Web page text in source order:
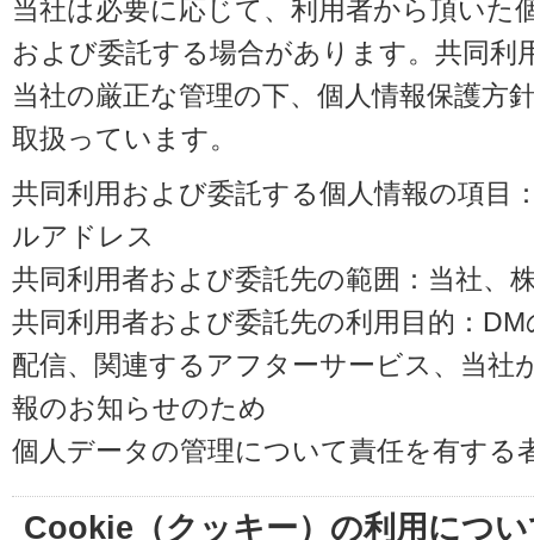
当社は必要に応じて、利用者から頂いた
および委託する場合があります。共同利
当社の厳正な管理の下、個人情報保護方
取扱っています。
共同利用および委託する個人情報の項目
ルアドレス
共同利用者および委託先の範囲：当社、
共同利用者および委託先の利用目的：
配信、関連するアフターサービス、当社
報のお知らせのため
個人データの管理について責任を有する
Cookie（クッキー）の利用につ